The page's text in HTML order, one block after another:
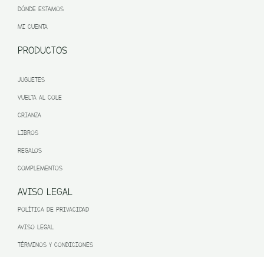
DÓNDE ESTAMOS
MI CUENTA
PRODUCTOS
JUGUETES
VUELTA AL COLE
CRIANZA
LIBROS
REGALOS
COMPLEMENTOS
AVISO LEGAL
POLÍTICA DE PRIVACIDAD
AVISO LEGAL
TÉRMINOS Y CONDICIONES